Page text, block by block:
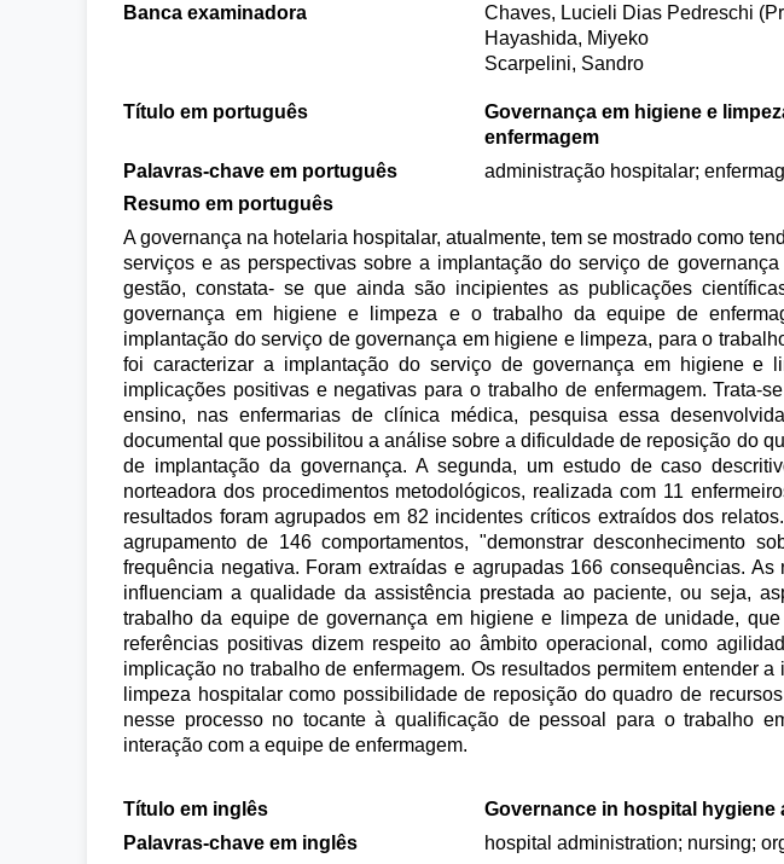
Banca examinadora
Chaves, Lucieli Dias Pedreschi
Hayashida, Miyeko
Scarpelini, Sandro
Título em português
Governança em higiene e
enfermagem
Palavras-chave em português
administração hospitalar;
Resumo em português
A governança na hotelaria hospitalar, atualmente, tem se mostrado como
serviços e as perspectivas sobre a implantação do serviço de
gestão, constata- se que ainda são incipientes as publicações
governança em higiene e limpeza e o trabalho da equipe de
implantação do serviço de governança em higiene e limpeza, para o
foi caracterizar a implantação do serviço de governança em higiene e
implicações positivas e negativas para o trabalho de enfermagem. Trata-
ensino, nas enfermarias de clínica médica, pesquisa essa
documental que possibilitou a análise sobre a dificuldade de reposição do
de implantação da governança. A segunda, um estudo de caso
norteadora dos procedimentos metodológicos, realizada com 11
resultados foram agrupados em 82 incidentes críticos extraídos dos
agrupamento de 146 comportamentos, "demonstrar desconhecimento
frequência negativa. Foram extraídas e agrupadas 166 consequências.
influenciam a qualidade da assistência prestada ao paciente, ou seja,
trabalho da equipe de governança em higiene e limpeza de unidade,
referências positivas dizem respeito ao âmbito operacional, como
implicação no trabalho de enfermagem. Os resultados permitem entender
limpeza hospitalar como possibilidade de reposição do quadro de
nesse processo no tocante à qualificação de pessoal para o trabalho
interação com a equipe de enfermagem.
Título em inglês
Governance in hospital
Palavras-chave em inglês
hospital administration; nursing;